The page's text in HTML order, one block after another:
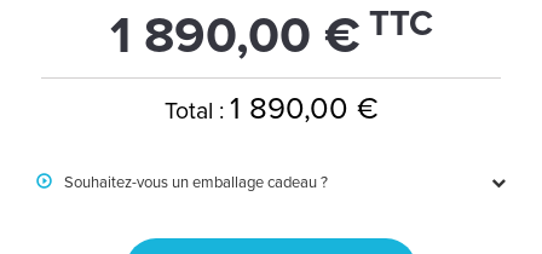
1 890,00 € TTC
Total : 1 890,00 €
Souhaitez-vous un emballage cadeau ?